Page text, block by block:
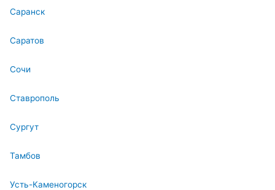
Саранск
Саратов
Сочи
Ставрополь
Сургут
Тамбов
Усть-Каменогорск